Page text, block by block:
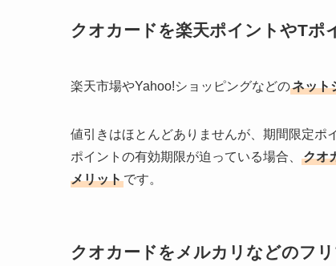
クオカードを楽天ポイントやTポ
楽天市場やYahoo!ショッピングなどのネット
値引きはほとんどありませんが、期間限定ポ
ポイントの有効期限が迫っている場合、
クオ
メリットです。
クオカードをメルカリなどのフ